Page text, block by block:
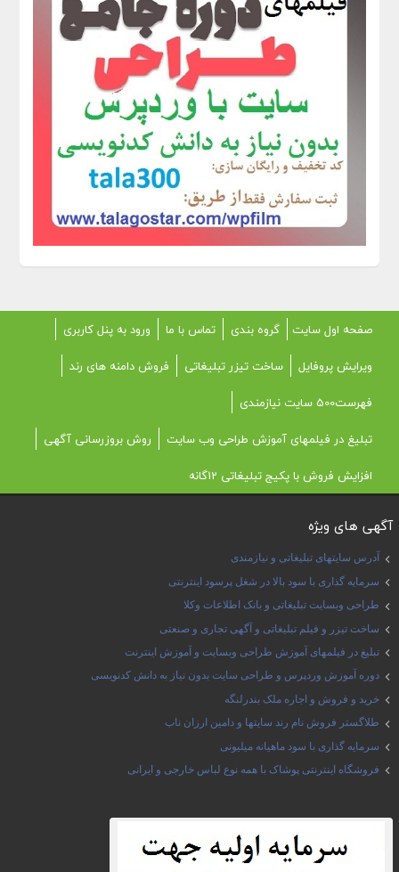
صفحه اول سایت گروه بندی تماس با ما
ورود به پنل کاربری
ویرایش پروفایل
ساخت تیزر تبلیغاتی
فروش دامنه های رند
فهرست500 سایت نیازمندی
تبلیغ در فیلمهای آموزش طراحی وب سایت
روش بروزرسانی آگهی
افزایش فروش با پکیج تبلیغاتی 12گانه
آگهی های ویژه
آدرس سایتهای تبلیغاتی و نیازمندی
سرمایه گذاری با سود بالا در شغل پرسود اینترنتی
طراحی وبسایت تبلیغاتی و بانک اطلاعات وکلا
ساخت تیزر و فیلم تبلیغاتی و آگهی تجاری و صنعتی
تبلیغ در فیلمهای آموزش طراحی وبسایت و آموزش اینترنت
دوره آموزش وردپرس و طراحی سایت بدون نیاز به دانش کدنویسی
خرید و فروش و اجاره ملک بندرلنگه
طلاگستر فروش نام رند سایتها و دامین ارزان ناب
سرمایه گذاری با سود ماهیانه میلیونی
فروشگاه اینترنتی پوشاک با همه نوع لباس خارجی و ایرانی